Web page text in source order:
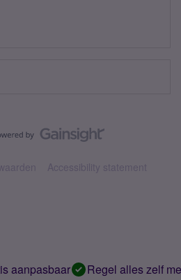
Accessibility statement
aanpasbaar Regel alles zelf